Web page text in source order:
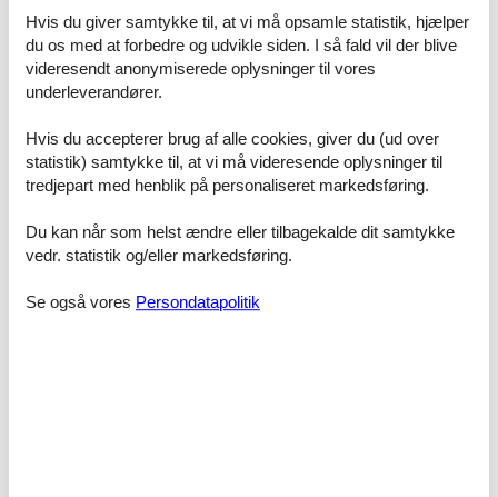
Uanset hvilket sommerhus Blokhus med pool du beslutter dig for, er
du naturligvis dækket af Felines prisgaranti. Vi står inde for at der
ikke er ét eneste af de andre udlejningsbureauer, som udlejer dit
foretrukne sommerhus Blokhus med pool til en pris, som er billigere
end vores.
Skulle der en sjælden gang ske en smutter i vores priskontrol,
refunderer vi dig hele differencen. Beløbet vil blive indsat
simpelthen på din konto.
søgning efter et sommerhus Blokhus med pool, er du meget
velkommen til at kontakte os. Send en mail til info@feline.dk eller
Kundevurderinger af Feline Holidays
Hvis du giver samtykke til, at vi må opsamle statistik, hjælper
du os med at forbedre og udvikle siden. I så fald vil der blive
videresendt anonymiserede oplysninger til vores
underleverandører.
Hvis du accepterer brug af alle cookies, giver du (ud over
statistik) samtykke til, at vi må videresende oplysninger til
tredjepart med henblik på personaliseret markedsføring.
Du kan når som helst ændre eller tilbagekalde dit samtykke
vedr. statistik og/eller markedsføring.
Se også vores Persondatapolitik